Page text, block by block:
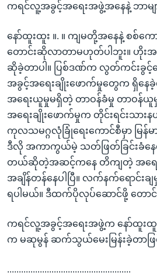
ကရင်လူ့အခွင့်အရေးအဖွဲ့အနေနဲ့ ဘာမျ
နော်ထူးထူး ။. ။ ကျမတို့အနေနဲ့ စစ်က
တောင်းဆိုလာတာမဟုတ်ပါဘူး။ ဟိုး
ဆိုခဲ့တာပါ။ ပြစ်ဒဏ်က လွတ်ကင်းခွင့်
အခွင့်အရေးချိုးဖောက်မှုတွေက ရှိနေ
အရေးယူမှုမရှိတဲ့ တာဝန်ခံမှု တာဝ
အရေးချိုးဖောက်မှုက တိုင်းရင်းသား
ကုလသမဂ္ဂလုံခြုံရေးကောင်စီမှာ မြန်
ဒီလို အကာကွယ်မဲ့ သတ်ဖြတ်ခြင်းခံန
တယ်ဆိုတဲ့အဆင့်ကနေ တိကျတဲ့ အရေ
အချိန်တန်နေပါပြီ။ လက်နက်ရောင်းခ
ရပါမယ်။ ဒီထက်ပိုလုပ်ဆောင်ဖို့ တောင်
ကရင်လူ့အခွင့်အရေးအဖွဲ့က နော်ထူးထူ
က မဆုမွန် ဆက်သွယ်မေးမြန်းခဲ့တာဖ
.....................................................